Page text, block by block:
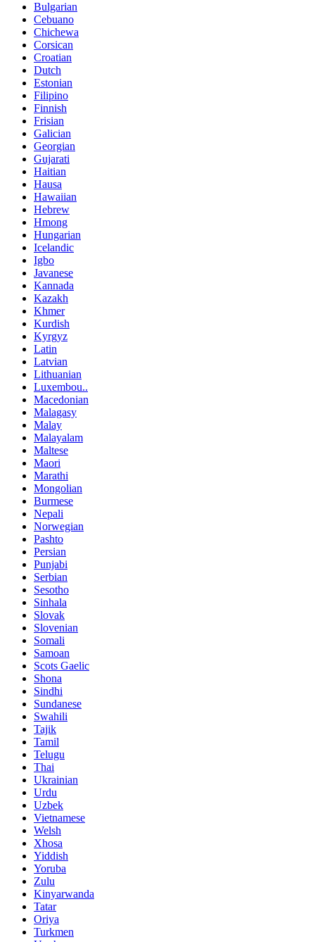
Bulgarian
Cebuano
Chichewa
Corsican
Croatian
Dutch
Estonian
Filipino
Finnish
Frisian
Galician
Georgian
Gujarati
Haitian
Hausa
Hawaiian
Hebrew
Hmong
Hungarian
Icelandic
Igbo
Javanese
Kannada
Kazakh
Khmer
Kurdish
Kyrgyz
Latin
Latvian
Lithuanian
Luxembou..
Macedonian
Malagasy
Malay
Malayalam
Maltese
Maori
Marathi
Mongolian
Burmese
Nepali
Norwegian
Pashto
Persian
Punjabi
Serbian
Sesotho
Sinhala
Slovak
Slovenian
Somali
Samoan
Scots Gaelic
Shona
Sindhi
Sundanese
Swahili
Tajik
Tamil
Telugu
Thai
Ukrainian
Urdu
Uzbek
Vietnamese
Welsh
Xhosa
Yiddish
Yoruba
Zulu
Kinyarwanda
Tatar
Oriya
Turkmen